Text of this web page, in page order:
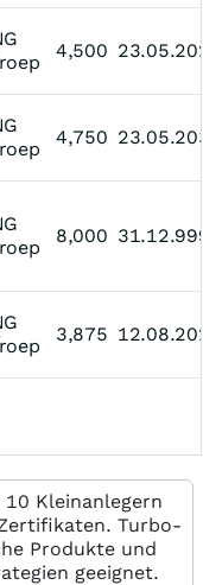
4,500
4,750
8,000
3,875
Kleinanlegern
Turbo-
Produkte und
geeignet.